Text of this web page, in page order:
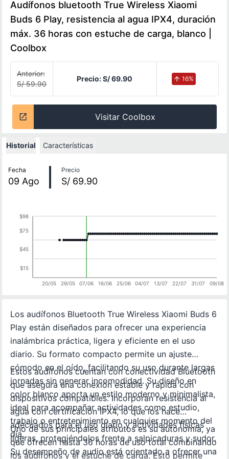
Audífonos bluetooth True Wireless Xiaomi
Buds 6 Play, resistencia al agua IPX4, duración
máx. 36 horas con estuche de carga, blanco |
Coolbox
Anterior:
S/ 59.90
Precio:S/ 69.90 16%
Visitar Coolbox
Historial Características
Fecha
09 Ago
Precio
S/ 69.90
20/05 29/05 07/06 16/06 25/06 04/07 13/07 22/07 31/07 09/08
$15
$45
$75
$98
Los audífonos Bluetooth True Wireless Xiaomi Buds 6
Play están diseñados para ofrecer una experiencia
inalámbrica práctica, ligera y eficiente en el uso
diario. Su formato compacto permite un ajuste
cómodo en el oído, facilitando su uso durante largas
jornadas sin generar incomodidad. Su diseño en
color blanco aporta un estilo moderno y minimalista,
ideal para acompañar actividades como estudio,
trabajo o entretenimiento en cualquier momento del
día.
Estos audífonos cuentan con conectividad Bluetooth
que asegura una conexión estable y rápida con
dispositivos compatibles. Incorporan resistencia al
agua con certificación IPX4, lo que los hace
adecuados para el uso diario y actividades físicas
ligeras, protegiéndolos frente a salpicaduras y sudor.
Su desempeño de audio está orientado a ofrecer una
Uno de sus principales atributos es su autonomía, ya
que ofrecen hasta 36 horas de uso total combinando
los audífonos y el estuche de carga. Esto permite